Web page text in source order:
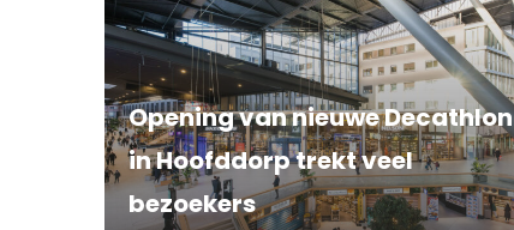
Opening van nieuwe Decathlon
in Hoofddorp trekt veel
bezoekers